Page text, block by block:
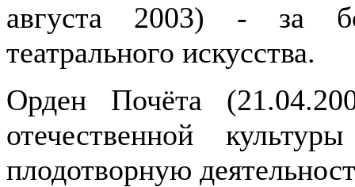
августа 2003) - за
театрального искусства.
Орден Почёта
отечественной
плодотворную